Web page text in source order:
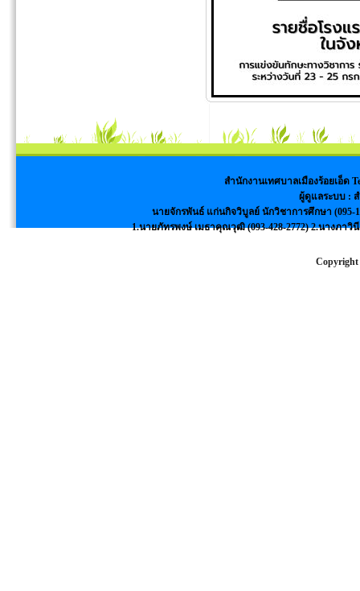
สำนักงานเทศบาลเมืองร้อยเอ็ด
ผู้ดูแลระบบ :
นายจักรพันธ์ แก่นกิจวิบูลย์ นักวิชาการศึกษา (095-
1.นายภัทรพงษ์ เมธาคุณวุฒิ (093-428-2772) 2.นางภา
Copyright